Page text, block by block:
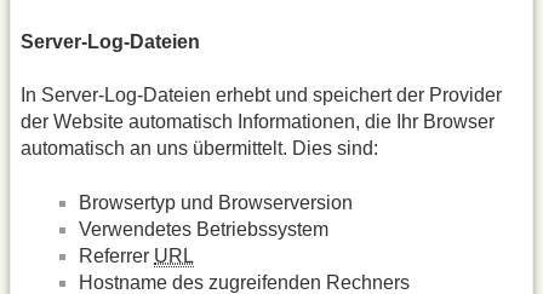
Server-Log-Dateien
In Server-Log-Dateien erhebt und speichert der Provider
der Website automatisch Informationen, die Ihr Browser
automatisch an uns übermittelt. Dies sind:
Browsertyp und Browserversion
Verwendetes Betriebssystem
Referrer URL
Hostname des zugreifenden Rechners